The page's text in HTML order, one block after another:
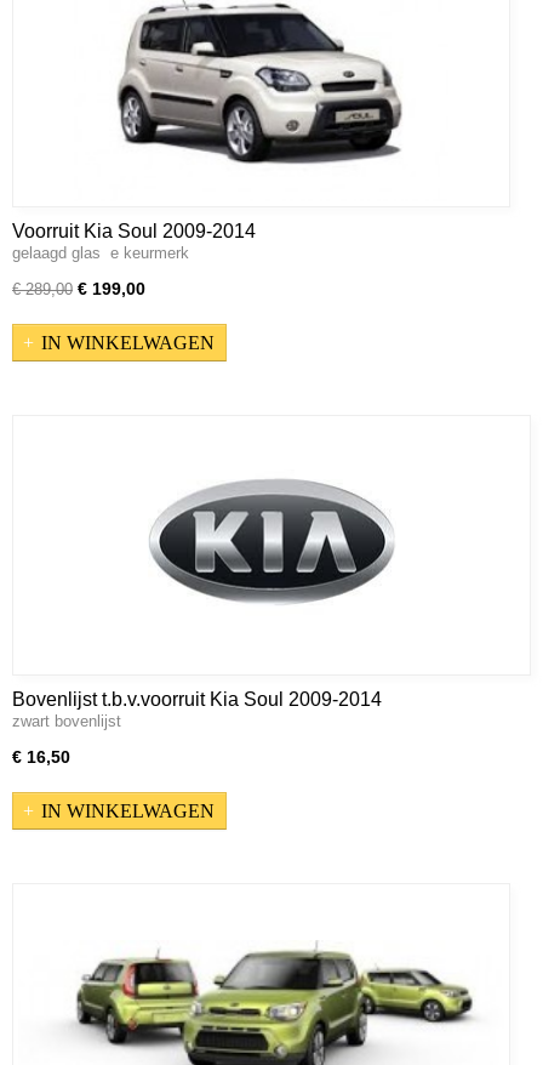
Voorruit Kia Soul 2009-2014
gelaagd glas e keurmerk
€ 289,00 € 199,00
IN WINKELWAGEN
Bovenlijst t.b.v.voorruit Kia Soul 2009-2014
zwart bovenlijst
€ 16,50
IN WINKELWAGEN